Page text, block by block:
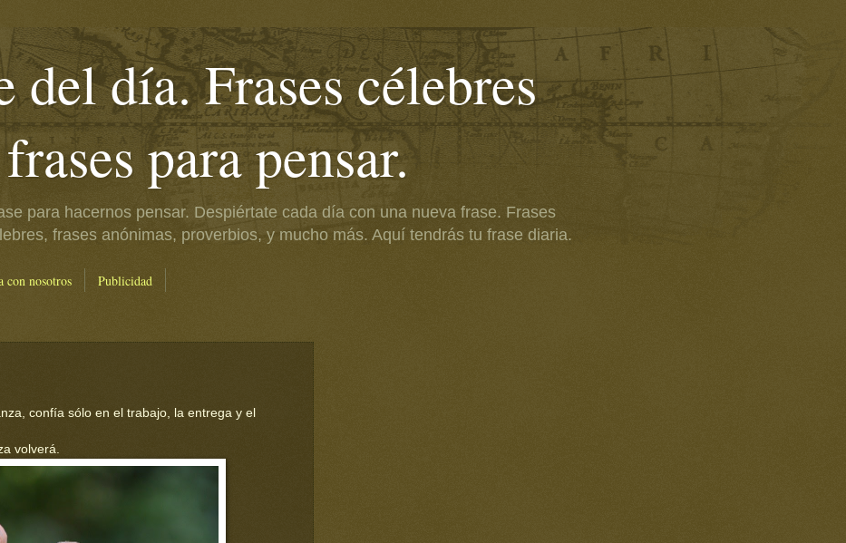
del día. Frases célebres
para pensar.
para hacernos pensar. Despiértate cada día con una nueva frase. Frases
frases anónimas, proverbios, y mucho más. Aquí tendrás tu frase diaria.
con nosotros Publicidad
confía sólo en el trabajo, la entrega y el
volverá.